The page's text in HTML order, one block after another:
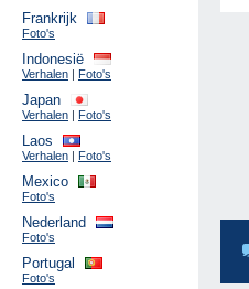
Frankrijk
Foto's
Indonesië
Verhalen | Foto's
Japan
Verhalen | Foto's
Laos
Verhalen | Foto's
Mexico
Foto's
Nederland
Foto's
Portugal
Foto's